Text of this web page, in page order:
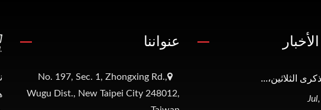
عنواننا
No. 197, Sec. 1, Zhongxing Rd.,
Wugu Dist., New Taipei City 248012,
الثلاثين،...